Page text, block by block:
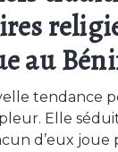
au
tendance
Elle
d’eux